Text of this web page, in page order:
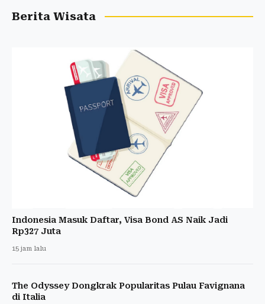
Berita Wisata
Indonesia Masuk Daftar, Visa Bond AS Naik Jadi
Rp327 Juta
15 jam lalu
The Odyssey Dongkrak Popularitas Pulau Favignana
di Italia